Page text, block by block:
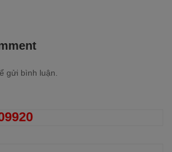
gửi bình luận.